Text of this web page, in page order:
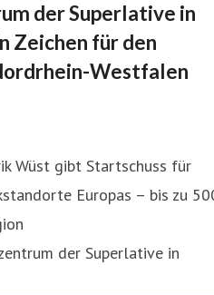
der Superlative in
Zeichen für den
Westfalen
Wüst gibt Startschuss für
Europas – bis zu